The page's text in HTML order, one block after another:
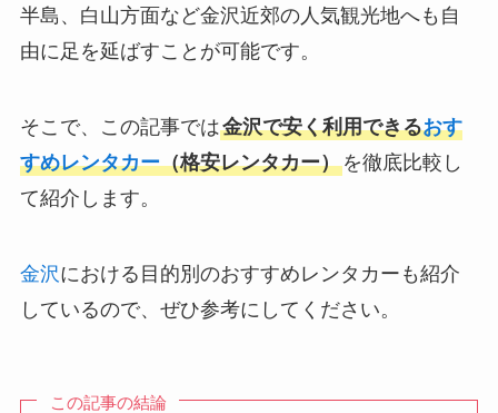
半島、白山方面など金沢近郊の人気観光地へも自
由に足を延ばすことが可能です。
そこで、この記事では金沢で安く利用できるおす
すめレンタカー（格安レンタカー）を徹底比較し
て紹介します。
金沢における目的別のおすすめレンタカーも紹介
しているので、ぜひ参考にしてください。
この記事の結論